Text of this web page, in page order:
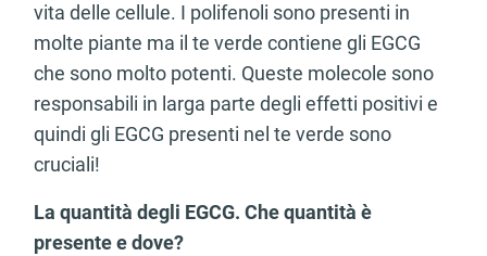
vita delle cellule. I polifenoli sono presenti in
molte piante ma il te verde contiene gli EGCG
che sono molto potenti. Queste molecole sono
responsabili in larga parte degli effetti positivi e
quindi gli EGCG presenti nel te verde sono
cruciali!
La quantità degli EGCG. Che quantità è
presente e dove?